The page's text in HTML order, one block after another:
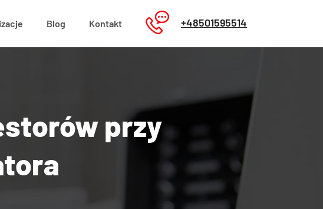
Blog Kontakt +48501595514
przy